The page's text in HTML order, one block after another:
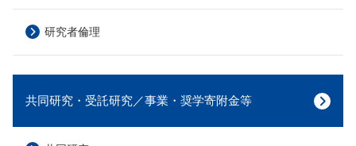
研究者倫理
共同研究・受託研究／事業・奨学寄附金等